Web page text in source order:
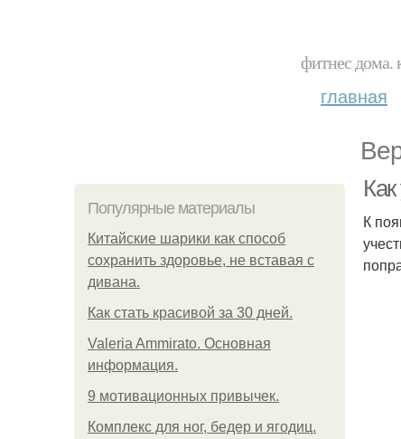
фитнес дома.
главная
Популярные материалы
Китайские шарики как способ
сохранить здоровье, не вставая с
дивана.
Как стать красивой за 30 дней.
Valeria Ammirato. Основная
информация.
9 мотивационных привычек.
Комплекс для ног, бедер и ягодиц.
К